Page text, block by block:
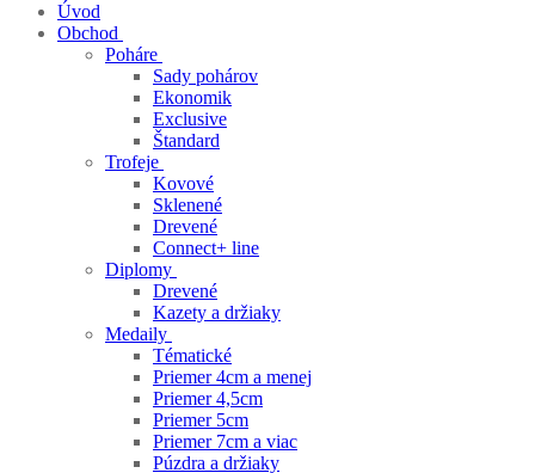
Úvod
Obchod
Poháre
Sady pohárov
Ekonomik
Exclusive
Štandard
Trofeje
Kovové
Sklenené
Drevené
Connect+ line
Diplomy
Drevené
Kazety a držiaky
Medaily
Tématické
Priemer 4cm a menej
Priemer 4,5cm
Priemer 5cm
Priemer 7cm a viac
Púzdra a držiaky